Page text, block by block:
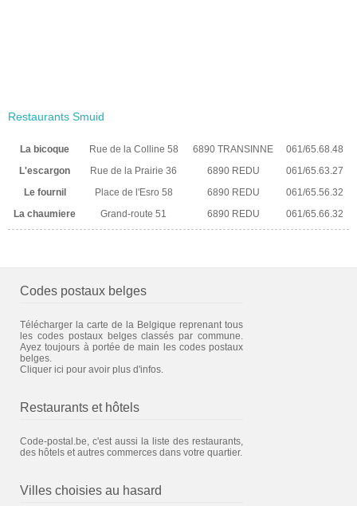
Restaurants Smuid
La bicoque Rue de la Colline 58 6890 TRANSINNE
061/65.68.48
L'escargon
Rue de la Prairie 36 6890 REDU
061/65.63.27
Le fournil
Place de l'Esro 58 6890 REDU
061/65.56.32
La chaumiere
Grand-route 51 6890 REDU 061/65.66.32
Codes postaux belges
Télécharger la carte de la Belgique reprenant tous
les codes postaux belges classés par commune.
Ayez toujours à portée de main les codes postaux
belges.
Cliquer ici pour avoir plus d'infos.
Restaurants et hôtels
Code-postal.be, c'est aussi la liste des restaurants,
des hôtels et autres commerces dans votre quartier.
Villes choisies au hasard